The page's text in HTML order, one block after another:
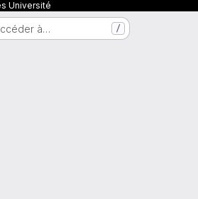
Université
à… /